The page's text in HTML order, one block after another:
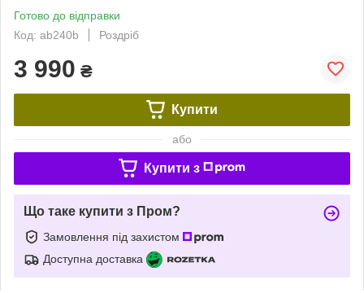
Готово до відправки
Код: ab240b
Роздріб
3 990 ₴
Купити
або
Купити з
Що таке купити з Пром?
Замовлення під захистом
Доступна доставка